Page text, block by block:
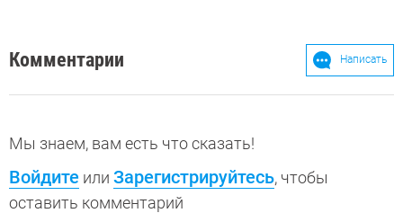
Комментарии Написать
Мы знаем, вам есть что сказать!
Войдите или Зарегистрируйтесь, чтобы
оставить комментарий